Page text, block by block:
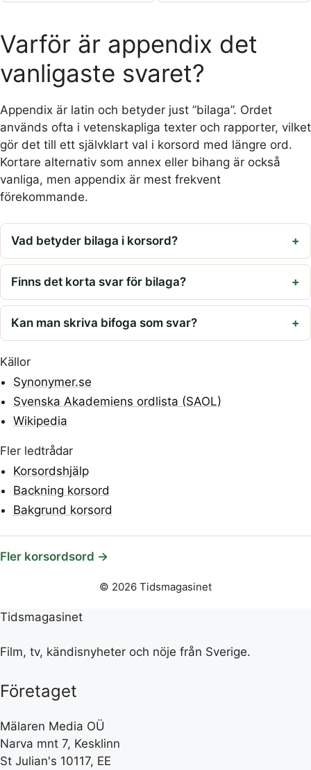
Varför är appendix det
vanligaste svaret?
Appendix är latin och betyder just ”bilaga”. Ordet
används ofta i vetenskapliga texter och rapporter, vilket
gör det till ett självklart val i korsord med längre ord.
Kortare alternativ som annex eller bihang är också
vanliga, men appendix är mest frekvent
förekommande.
Vad betyder bilaga i korsord?
Finns det korta svar för bilaga?
Kan man skriva bifoga som svar?
Källor
Synonymer.se
Svenska Akademiens ordlista (SAOL)
Wikipedia
Fler ledtrådar
Korsordshjälp
Backning korsord
Bakgrund korsord
Fler korsordsord →
© 2026 Tidsmagasinet
Tidsmagasinet
Film, tv, kändisnyheter och nöje från Sverige.
Företaget
Mälaren Media OÜ
Narva mnt 7, Kesklinn
St Julian's 10117, EE